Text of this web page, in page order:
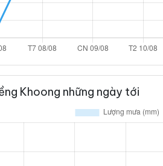
Khoong những ngày tới